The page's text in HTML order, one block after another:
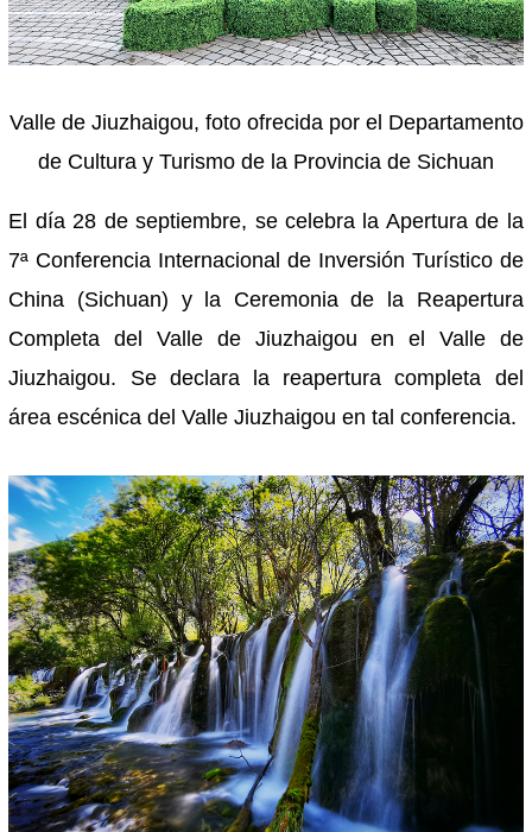
Valle de Jiuzhaigou, foto ofrecida por el Departamento
de Cultura y Turismo de la Provincia de Sichuan
El día 28 de septiembre, se celebra la Apertura de la
7ª Conferencia Internacional de Inversión Turístico de
China (Sichuan) y la Ceremonia de la Reapertura
Completa del Valle de Jiuzhaigou en el Valle de
Jiuzhaigou. Se declara la reapertura completa del
área escénica del Valle Jiuzhaigou en tal conferencia.